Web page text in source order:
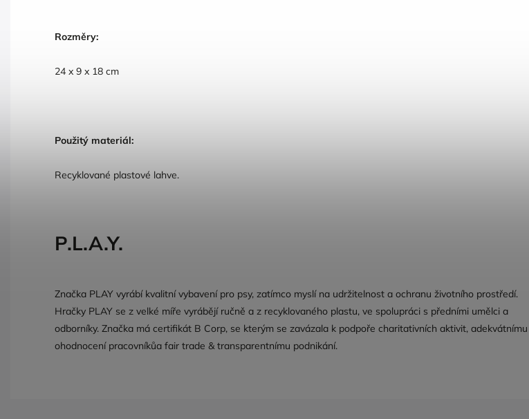
Rozměry:
24 x 9 x 18 cm
Použitý materiál:
Recyklované plastové lahve.
P.L.A.Y.
Značka PLAY vyrábí kvalitní vybavení pro psy, zatímco myslí na udržitelnost a ochranu životního prostředí.
Hračky PLAY se z velké míře vyrábějí ručně a z recyklovaného plastu, ve spolupráci s předními umělci a
odborníky. Značka má certifikát B Corp, se kterým se zavázala k podpoře charitativních aktivit, adekvátnímu
ohodnocení pracovníkůa fair trade & transparentnímu podnikání.